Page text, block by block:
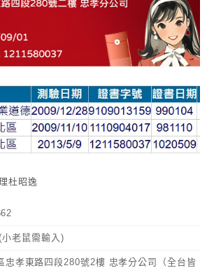
杜昭逸
老鼠需輸入)
忠孝東路四段280號2樓 忠孝分公司（全台皆